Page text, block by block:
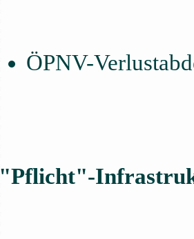
ÖPNV-
"Pflicht"-